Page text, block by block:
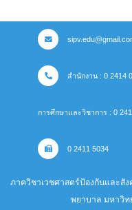
สำนักงาน : 0 2414
การศึกษาและวิชาการ : 0
0 2411 5034
ภาควิชาเวชศาสตร์ป้องกันและสั
พยาบาล มหาวิ